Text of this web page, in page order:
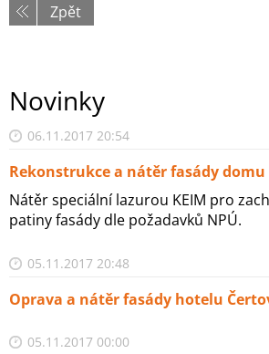
Zpět
Novinky
06.11.2017 20:54
Rekonstrukce a nátěr fasády
Nátěr speciální lazurou KEIM pro
patiny fasády dle požadavků NPÚ.
05.11.2017 20:48
Oprava a nátěr fasády hotelu
05.11.2017 00:00